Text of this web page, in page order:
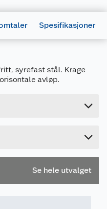
Spesifikasjoner
syrefast stål. Krage
avløp.
noen omtale ennå.
7057755502719
Se hele utvalget